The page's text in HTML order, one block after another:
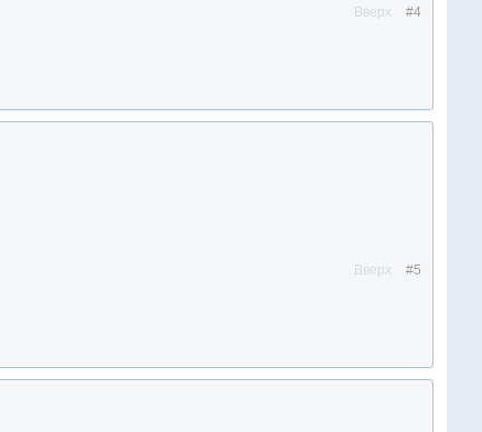
#4
Вверх
#5
Вверх